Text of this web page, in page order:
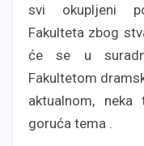
svi okupljeni
Fakulteta zbog
će se u
Fakultetom
aktualnom,
goruća tema .